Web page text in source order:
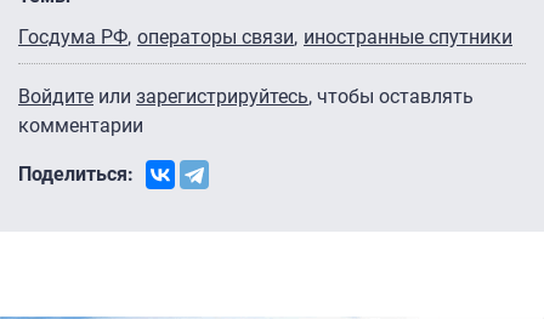
Госдума РФ операторы связи иностранные спутники
Войдите или зарегистрируйтесь, чтобы оставлять
комментарии
Поделиться: